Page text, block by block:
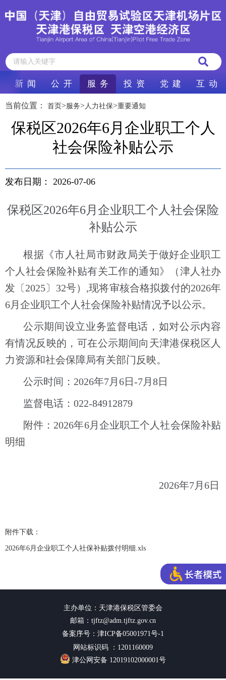
新 闻 公 开 服 务 投 资 党 建 互 动
当前位置： 首页>服务> 人力社保>重要通知
保税区2026年6月企业职工个人
社会保险补贴公示
发布日期： 2026-07-06
保税区2026年6月企业职工个人社会保险
补贴公示
根据《市人社局市财政局关于做好企业职工
个人社会保险补贴有关工作的通知》（津人社办
发〔2025〕32号）,现将审核合格拟拨付的2026年
6月企业职工个人社会保险补贴情况予以公示。
公示期间设立业务监督电话，如对公示内容
有情况反映的，可在公示期间向天津港保税区人
力资源和社会保障局有关部门反映。
公示时间：2026年7月6日-7月8日
监督电话：022-84912879
附件：2026年6月企业职工个人社会保险补贴
明细
2026年7月6日
附件下载：
2026年6月企业职工个人社保补贴拨付明细.xls
主办单位：天津港保税区管委会
邮箱：tjftz@adm.tjftz.gov.cn
备案序号：津ICP备05001971号-1
网站标识码 ：1201160009
津公网安备 12019102000001号